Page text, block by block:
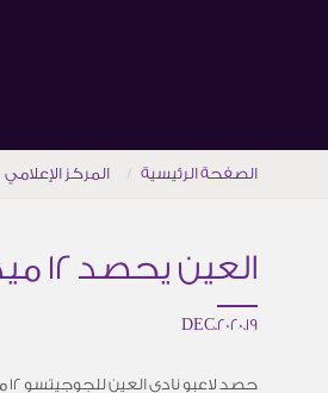
الصفحة الرئيسية المركز الإعلامي
العين يحصد 12 ميدالية ملونة في بطولة الاتحاد الجوجيتسو بأبوظبي
19.DEC.2020